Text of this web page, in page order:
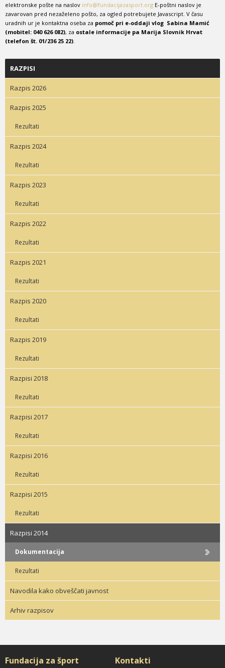
elektronske pošte na naslov info@fundacijazasport.org E-poštni naslov je
zavarovan pred nezaželeno pošto, za ogled potrebujete Javascript. V času
uradnih ur je kontaktna oseba za pomoč pri e-oddaji vlog Sabina Mamić
(mobitel: 040 626 082), za ostale informacije pa Marija Slovnik Hrvat
(telefon št. 01/236 25 22).
RAZPISI
Razpis 2026
Razpis 2025
Rezultati
Razpis 2024
Rezultati
Razpis 2023
Rezultati
Razpis 2022
Rezultati
Razpis 2021
Rezultati
Razpis 2020
Rezultati
Razpis 2019
Rezultati
Razpisi 2018
Rezultati
Razpisi 2017
Rezultati
Razpisi 2016
Rezultati
Razpisi 2015
Rezultati
Razpisi 2014
Dokumentacija
Rezultati
Navodila kako obveščati javnost
Arhiv razpisov
Fundacija za šport Kontakti